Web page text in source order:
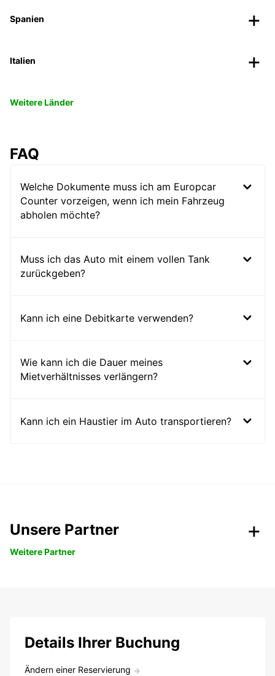
Spanien
Italien
Weitere Länder
FAQ
Welche Dokumente muss ich am Europcar
Counter vorzeigen, wenn ich mein Fahrzeug
abholen möchte?
Muss ich das Auto mit einem vollen Tank
zurückgeben?
Kann ich eine Debitkarte verwenden?
Wie kann ich die Dauer meines
Mietverhältnisses verlängern?
Kann ich ein Haustier im Auto transportieren?
Unsere Partner
Weitere Partner
Details Ihrer Buchung
Ändern einer Reservierung